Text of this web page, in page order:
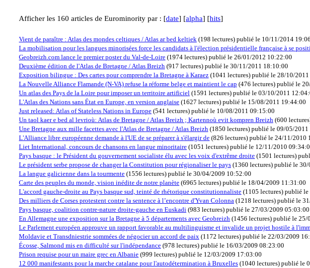
Afficher les 160 articles de Eurominority par : [date] [alpha] [hits]
Vient de paraître : Atlas des mondes celtiques / Atlas ar bed keltiek (198 lectures) publié le 10/11/2014
La mobilisation pour les langues minorisées force les candidats à l'élection présidentielle française à se
Geobreizh.com lance le premier poster du Val-de-Loire (1974 lectures) publié le 26/01/2012 10:22:00
Deuxième édition de l'Atlas de Bretagne / Atlas Breizh (917 lectures) publié le 30/11/2011 18:10:00
Exposition bilingue : Des cartes pour comprendre la Bretagne à Karaez (1041 lectures) publié le 28/10/
La Nouvelle Alliance Flamande (N-VA) refuse la réforme belge et maintient le cap (476 lectures) publié le
Un atlas des Pays de la Loire pour imposer un territoire artificiel (1591 lectures) publié le 03/10/2011
L'Atlas des Nations sans État en Europe, en version anglaise (1627 lectures) publié le 15/08/2011 19:44:00
Just released: Atlas of Stateless Nations in Europe (541 lectures) publié le 10/08/2011 09:15:00
Un taol kaer e bed al levrioù: Atlas de Bretagne / Atlas Breizh ; Kartennoù evit kompren Breizh (600 lectures
Une Bretagne aux mille facettes avec l'Atlas de Bretagne / Atlas Breizh (1850 lectures) publié le 09/05/2011
L'Alliance libre européenne demande à l'UE de se préparer à s'élargir de (826 lectures) publié le 24/11/2010
Liet International, concours de chansons en langue minoritaire (1051 lectures) publié le 12/11/2010
Pays basque : le Président du gouvernement socialiste élu avec les voix d'extrême droite (1501 lectures)
Le président serbe propose de changer la Constitution pour régionaliser le pays (1360 lectures) publié le
La langue galicienne dans la tourmente (1556 lectures) publié le 30/04/2009 10:52:00
Carte des peuples du monde, vision inédite de notre planète (6965 lectures) publié le 18/04/2009 11:31:00
L'accord gauche-droite au Pays basque sud, teinté de rhétorique constitutionnaliste (1105 lectures) publié le
Des milliers de Corses protestent contre la sentence à l’encontre d'Yvan Colonna (1218 lectures) publié le
Pays basque, coalition contre-nature droite-gauche en Euskadi (983 lectures) publié le 27/03/2009 05:03:00
En Allemagne une exposition sur la Bretagne à 5 départements avec Geobreizh (1456 lectures) publié le 25/
Le Parlement européen approuve un rapport favorable au multilinguisme et invalide un projet hostile à
Moldavie et Transdniestrie sommées de négocier un accord de paix (1172 lectures) publié le 22/03/2009
Écosse, Salmond mis en difficulté sur l'indépendance (978 lectures) publié le 16/03/2009 08:23:00
Prison requise pour un maire grec en Albanie (999 lectures) publié le 12/03/2009 17:03:00
12 000 manifestants pour la marche catalane pour l'autodétermination à Bruxelles (1040 lectures) publié le